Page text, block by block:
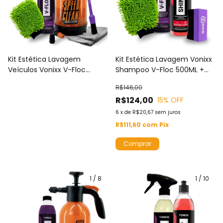
Kit Estética Lavagem
Veículos Vonixx V-Floc
Kit Estética Lavagem Vonixx
Shampoo V-Floc 500ML +
Luva Microfibra + Aplicador
Pretinho Zacs
R$124,00
R$146,00
15% OFF
6 x de R$20,67 sem juros
R$111,60 com Pix
1 / 8 1 / 10